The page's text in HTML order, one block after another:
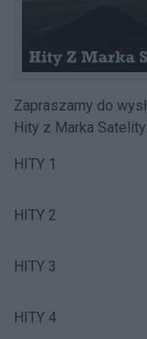
Zapraszamy do
Hity z Marka
HITY 1
HITY 2
HITY 3
HITY 4